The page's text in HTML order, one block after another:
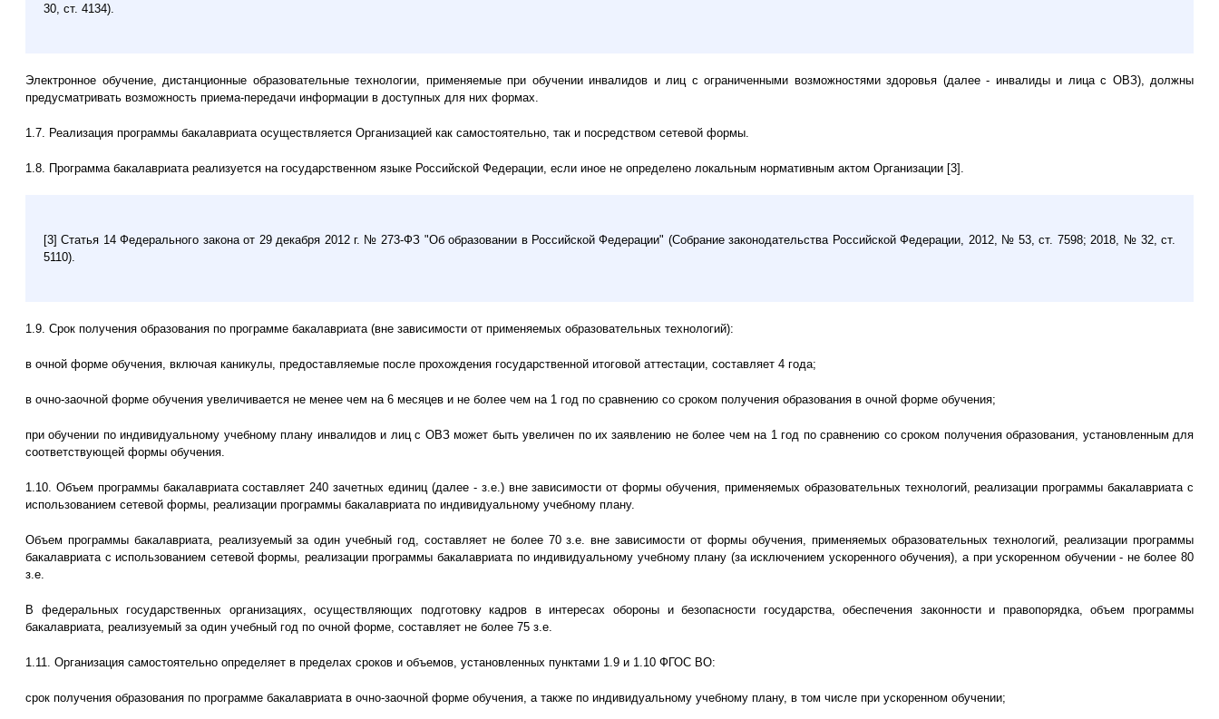
30, ст. 4134).
Электронное обучение, дистанционные образовательные технологии, применяемые при обучении инвалидов и лиц с ограниченными возможностями здоровья (далее - инвалиды и лица с ОВЗ), должны
предусматривать возможность приема-передачи информации в доступных для них формах.
1.7. Реализация программы бакалавриата осуществляется Организацией как самостоятельно, так и посредством сетевой формы.
1.8. Программа бакалавриата реализуется на государственном языке Российской Федерации, если иное не определено локальным нормативным актом Организации [3].
[3] Статья 14 Федерального закона от 29 декабря 2012 г. № 273-ФЗ "Об образовании в Российской Федерации" (Собрание законодательства Российской Федерации, 2012, № 53, ст. 7598; 2018, № 32, ст.
5110).
1.9. Срок получения образования по программе бакалавриата (вне зависимости от применяемых образовательных технологий):
в очной форме обучения, включая каникулы, предоставляемые после прохождения государственной итоговой аттестации, составляет 4 года;
в очно-заочной форме обучения увеличивается не менее чем на 6 месяцев и не более чем на 1 год по сравнению со сроком получения образования в очной форме обучения;
при обучении по индивидуальному учебному плану инвалидов и лиц с ОВЗ может быть увеличен по их заявлению не более чем на 1 год по сравнению со сроком получения образования, установленным для
соответствующей формы обучения.
1.10. Объем программы бакалавриата составляет 240 зачетных единиц (далее - з.е.) вне зависимости от формы обучения, применяемых образовательных технологий, реализации программы бакалавриата с
использованием сетевой формы, реализации программы бакалавриата по индивидуальному учебному плану.
Объем программы бакалавриата, реализуемый за один учебный год, составляет не более 70 з.е. вне зависимости от формы обучения, применяемых образовательных технологий, реализации программы
бакалавриата с использованием сетевой формы, реализации программы бакалавриата по индивидуальному учебному плану (за исключением ускоренного обучения), а при ускоренном обучении - не более 80
з.е.
В федеральных государственных организациях, осуществляющих подготовку кадров в интересах обороны и безопасности государства, обеспечения законности и правопорядка, объем программы
бакалавриата, реализуемый за один учебный год по очной форме, составляет не более 75 з.е.
1.11. Организация самостоятельно определяет в пределах сроков и объемов, установленных пунктами 1.9 и 1.10 ФГОС ВО:
срок получения образования по программе бакалавриата в очно-заочной форме обучения, а также по индивидуальному учебному плану, в том числе при ускоренном обучении;